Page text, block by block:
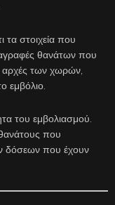
τα στοιχεία που
θανάτων που
αρχές των χωρών,
εμβόλιο.
του εμβολιασμού.
που
δόσεων που έχουν